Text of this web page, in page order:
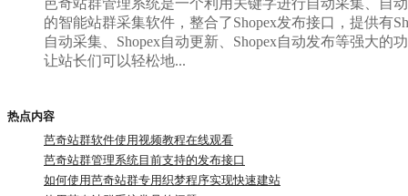
芭奇站群管理系统是一个利用关键字进行自动采集、自
的智能站群采集软件，整合了Shopex发布接口，提供有
自动采集、Shopex自动更新、Shopex自动发布等强大的
让站长们可以轻松地...
热点内容
芭奇站群软件使用视频教程在线观看
芭奇站群管理系统目前支持的发布接口
如何使用芭奇站群专用织梦程序实现快速建站